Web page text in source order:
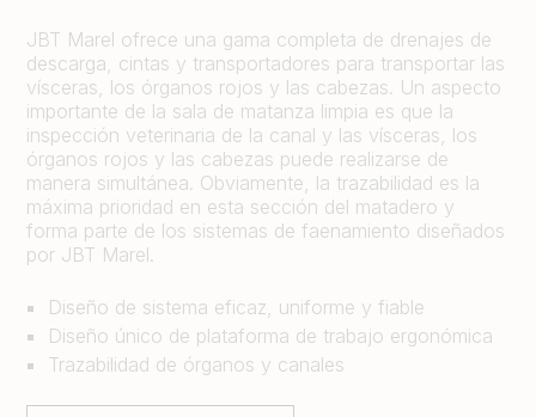
JBT Marel ofrece una gama completa de drenajes de
descarga, cintas y transportadores para transportar las
vísceras, los órganos rojos y las cabezas. Un aspecto
importante de la sala de matanza limpia es que la
inspección veterinaria de la canal y las vísceras, los
órganos rojos y las cabezas puede realizarse de
manera simultánea. Obviamente, la trazabilidad es la
máxima prioridad en esta sección del matadero y
forma parte de los sistemas de faenamiento diseñados
por JBT Marel.
Diseño de sistema eficaz, uniforme y fiable
Diseño único de plataforma de trabajo ergonómica
Trazabilidad de órganos y canales